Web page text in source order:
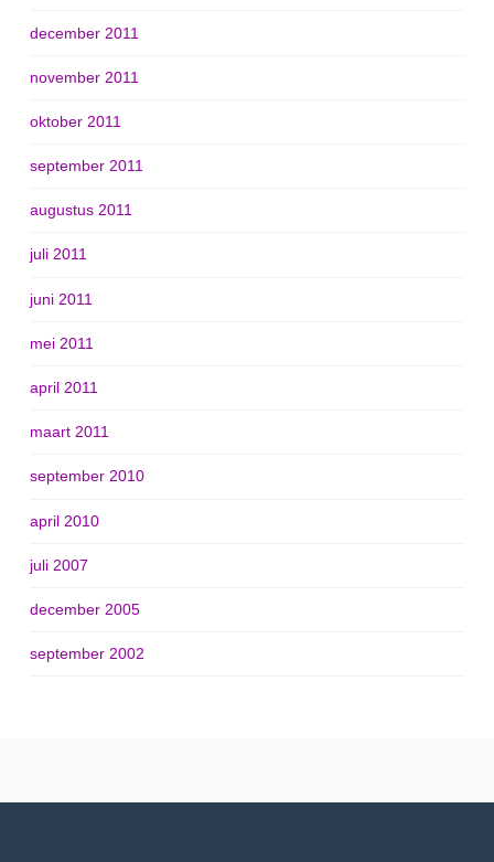
december 2011
november 2011
oktober 2011
september 2011
augustus 2011
juli 2011
juni 2011
mei 2011
april 2011
maart 2011
september 2010
april 2010
juli 2007
december 2005
september 2002